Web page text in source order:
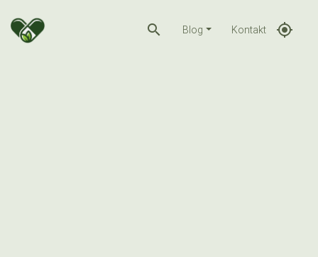
search Blog Kontakt gps_fixed